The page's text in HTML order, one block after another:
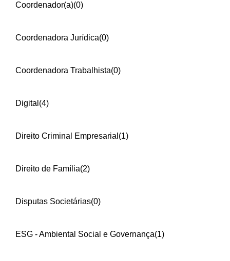
Coordenador(a)(0)
Coordenadora Jurídica(0)
Coordenadora Trabalhista(0)
Digital (4)
Direito Criminal Empresarial (1)
Direito de Família(2)
Disputas Societárias(0)
ESG - Ambiental Social e Governança(1)